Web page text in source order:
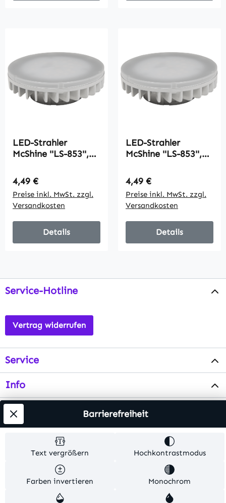
LED-Strahler
McShine ''LS-853'',
Ø75x25mm, 120°,
neutralweiß
Regulärer Preis:
4,49 €
Preise inkl. MwSt. zzgl.
Versandkosten
Details
LED-Strahler
McShine ''LS-853'',
Ø75x25mm, 120°,
warmweiß
Regulärer Preis:
4,49 €
Preise inkl. MwSt. zzgl.
Versandkosten
Details
Service-Hotline
Vertrag widerrufen
Service
Info
Testsieger
Alle Preise inkl. gesetzl. Mehrwertsteuer zzgl.
Versandkosten
. Alle Artikelangaben sind
Herstellerangaben und ohne Gewähr.
© 2026 MKV24 – Alle Rechte vorbehalten. Theme by
Text vergrößern Hochkontrastmodus
Farben invertieren Monochrom
Barrierefreiheit